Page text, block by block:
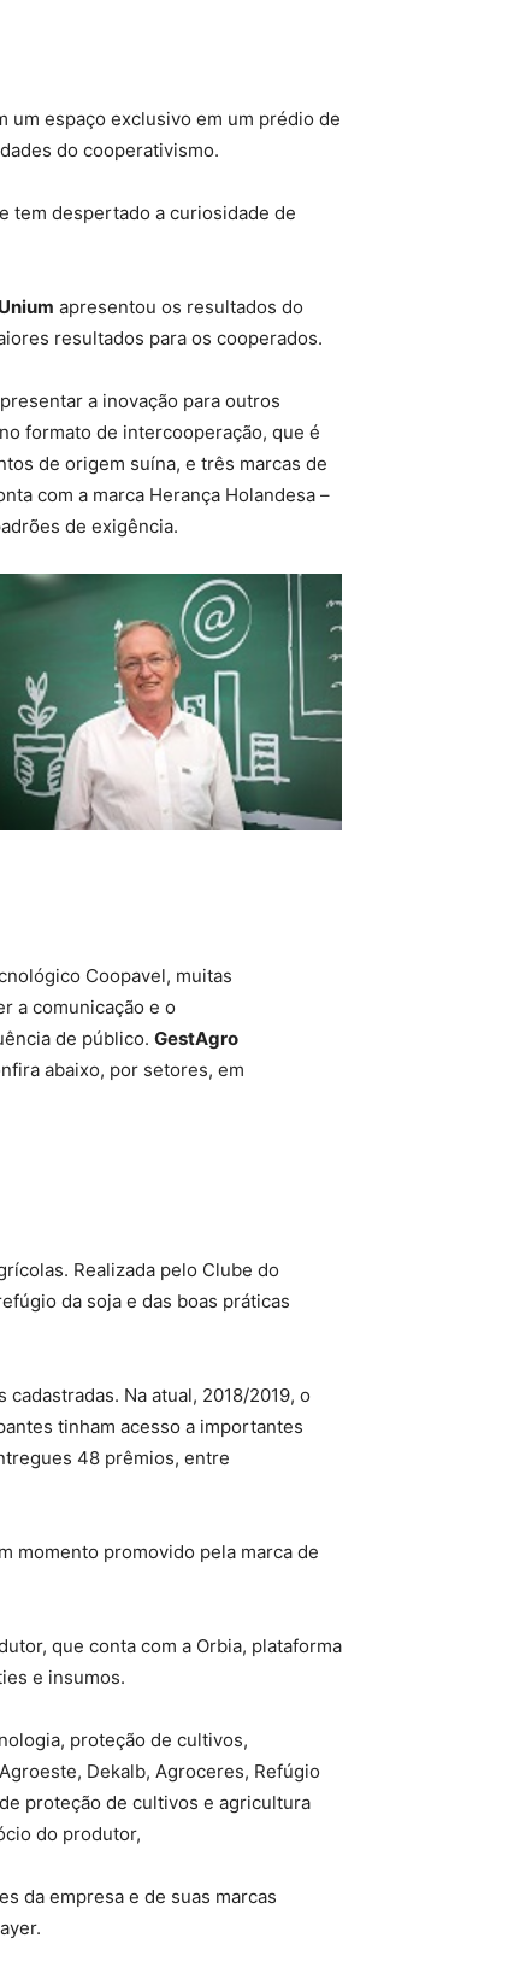
um espaço exclusivo em um prédio de
do cooperativismo.
tem despertado a curiosidade de
Unium apresentou os resultados do
resultados para os cooperados.
a inovação para outros
formato de intercooperação, que é
de origem suína, e três marcas de
com a marca Herança Holandesa –
de exigência.
Coopavel, muitas
a comunicação e o
de público.GestAgro
abaixo, por setores, em
Realizada pelo Clube do
da soja e das boas práticas
Na atual, 2018/2019, o
tinham acesso a importantes
48 prêmios, entre
momento promovido pela marca de
que conta com a Orbia, plataforma
e insumos.
proteção de cultivos,
Dekalb, Agroceres, Refúgio
proteção de cultivos e agricultura
do produtor,
da empresa e de suas marcas